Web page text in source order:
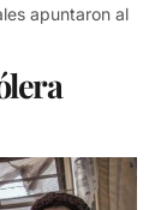
apuntaron al